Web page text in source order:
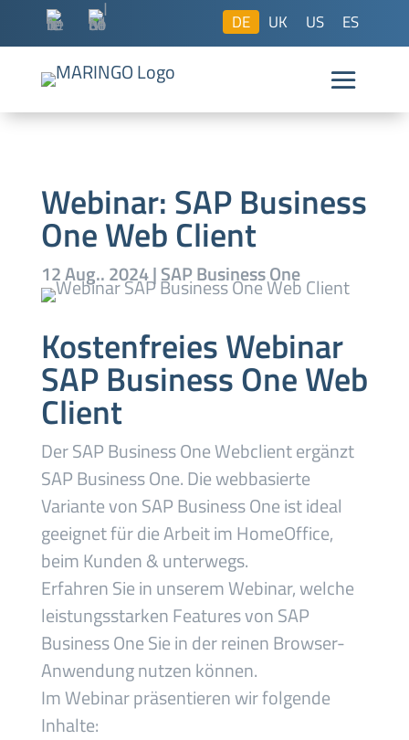
DE UK US ES
Webinar: SAP Business
One Web Client
12 Aug.. 2024|SAP Business One
Kostenfreies Webinar
SAP Business One Web
Client
Der SAP Business One Webclient ergänzt
SAP Business One. Die webbasierte
Variante von SAP Business One ist ideal
geeignet für die Arbeit im HomeOffice,
beim Kunden & unterwegs.
Erfahren Sie in unserem Webinar, welche
leistungsstarken Features von SAP
Business One Sie in der reinen Browser-
Anwendung nutzen können.
Im Webinar präsentieren wir folgende
Inhalte: